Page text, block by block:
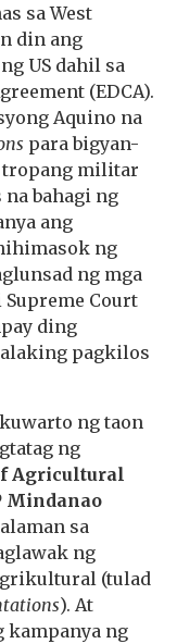
sa West
din ang
US dahil sa
(EDCA).
Aquino na
para bigyan-
militar
na bahagi ng
ang
ng
ng mga
Court
ding
pagkilos
ng taon
ng
Agricultural
Mindanao
sa
ng
(tulad
). At
kampanya ng